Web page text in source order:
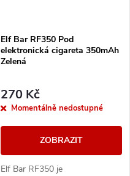
Elf Bar RF350 Pod
elektronická cigareta 350mAh
Zelená
270 Kč
Momentálně nedostupné
ZOBRAZIT
Elf Bar RF350 je